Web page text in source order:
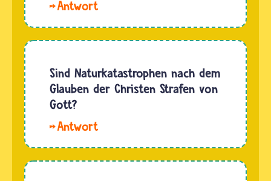
wichtiges
Element.
Daher
viele
Länder, in
denen
die
der
liegt das
Johannisfest
am 24.
und
damit
Weihnachten
Sind Naturkatastrophen nach dem
Glauben der Christen Strafen von
Gott?
schwierigen